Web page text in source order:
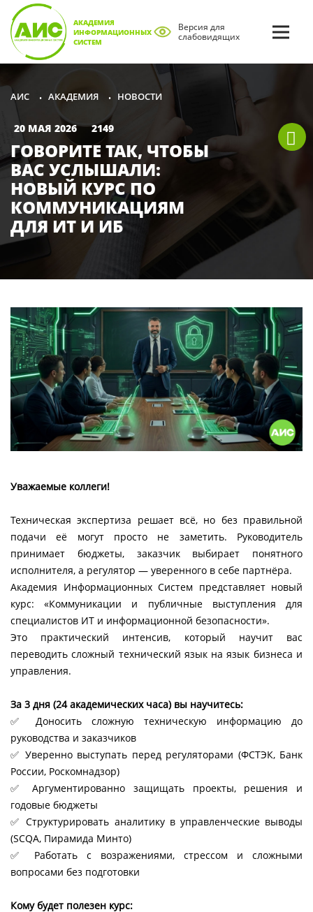
АКАДЕМИЯ
ИНФОРМАЦИОННЫХ
СИСТЕМ
Версия для
слабовидящих
АИС • АКАДЕМИЯ • НОВОСТИ
20 МАЯ 2026 2149
ГОВОРИТЕ ТАК, ЧТОБЫ
ВАС УСЛЫШАЛИ:
НОВЫЙ КУРС ПО
КОММУНИКАЦИЯМ
ДЛЯ ИТ И ИБ
Уважаемые коллеги!
Техническая экспертиза решает всё, но без правильной
подачи её могут просто не заметить. Руководитель
принимает бюджеты, заказчик выбирает понятного
исполнителя, а регулятор — уверенного в себе партнёра.
Академия Информационных Систем представляет новый
курс: «Коммуникации и публичные выступления для
специалистов ИТ и информационной безопасности».
Это практический интенсив, который научит вас
переводить сложный технический язык на язык бизнеса и
управления.
За 3 дня (24 академических часа) вы научитесь:
✅ Доносить сложную техническую информацию до
руководства и заказчиков
✅ Уверенно выступать перед регуляторами (ФСТЭК, Банк
России, Роскомнадзор)
✅ Аргументированно защищать проекты, решения и
годовые бюджеты
✅ Структурировать аналитику в управленческие выводы
(SCQA, Пирамида Минто)
✅ Работать с возражениями, стрессом и сложными
вопросами без подготовки
Кому будет полезен курс: